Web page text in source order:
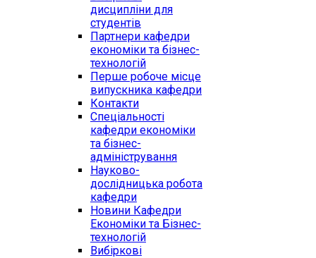
дисципліни для
студентів
Партнери кафедри
економіки та бізнес-
технологій
Перше робоче місце
випускника кафедри
Контакти
Спеціальності
кафедри економіки
та бізнес-
адміністрування
Науково-
дослідницька робота
кафедри
Новини Кафедри
Економіки та Бізнес-
технологій
Вибіркові